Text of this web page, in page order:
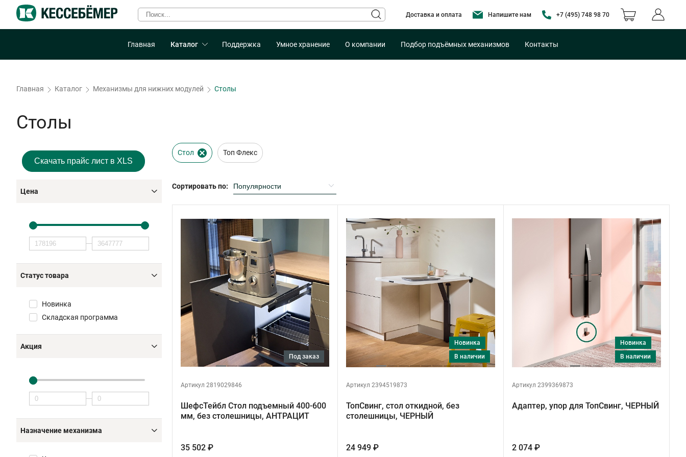
Доставка и оплата Напишите нам +7 (495) 748 98 70
Главная Каталог Поддержка Умное хранение О компании Подбор подъёмных механизмов Контакты
Главная Каталог Механизмы для нижних модулей Столы
Столы
Скачать прайс лист в XLS
Цена
Статус товара
Новинка
Складская программа
Акция
Назначение механизма
Стол Топ Флекс
Сортировать по:
под заказ
Артикул 2819029846
ШефсТейбл Стол подъемный 400-600
мм, без столешницы, АНТРАЦИТ
35 502 ₽
Новинка
в наличии
Артикул 2394519873
ТопСвинг, стол откидной, без
столешницы, ЧЕРНЫЙ
24 949 ₽
Новинка
в наличии
Артикул 2399369873
Адаптер, упор для ТопСвинг, ЧЕРНЫЙ
2 074 ₽